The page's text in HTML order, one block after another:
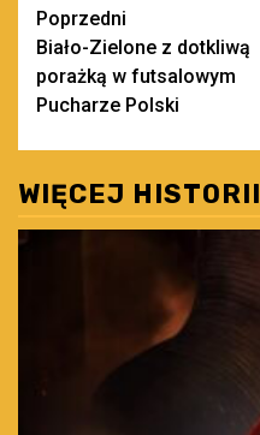
Zobacz
wpisy
Poprzedni
Biało-Zielone z dotkliwą
porażką w futsalowym
Pucharze Polski
WIĘCEJ HISTORII